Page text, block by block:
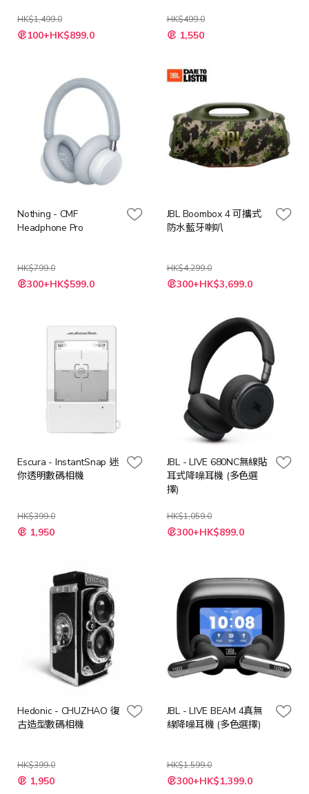
HK$1,499.0
100+HK$899.0
HK$499.0
特
殊 1,550
Nothing - CMF
Headphone Pro
HK$799.0
300+HK$599.0
JBL Boombox 4 可攜式
防水藍牙喇叭
HK$4,299.0
300+HK$3,699.0
Escura - InstantSnap 迷
你透明數碼相機
HK$399.0
特
殊 1,950
JBL - LIVE 680NC無線貼
耳式降噪耳機 (多色選
擇)
HK$1,059.0
300+HK$899.0
Hedonic - CHUZHAO 復
古造型數碼相機
HK$399.0
特
殊 1,950
JBL - LIVE BEAM 4真無
線降噪耳機 (多色選擇)
HK$1,599.0
300+HK$1,399.0